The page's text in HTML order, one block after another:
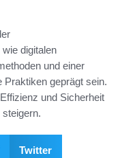
digitalen
und einer
Praktiken geprägt sein.
und Sicherheit
Twitter